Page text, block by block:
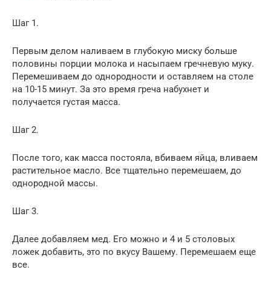
Шаг 1.
Первым делом наливаем в глубокую миску больше
половины порции молока и насыпаем гречневую муку.
Перемешиваем до однородности и оставляем на столе
на 10-15 минут. За это время греча набухнет и
получается густая масса.
Шаг 2.
После того, как масса постояла, вбиваем яйца, вливаем
растительное масло. Все тщательно перемешаем, до
однородной массы.
Шаг 3.
Далее добавляем мед. Его можно и 4 и 5 столовых
ложек добавить, это по вкусу Вашему. Перемешаем еще
все.